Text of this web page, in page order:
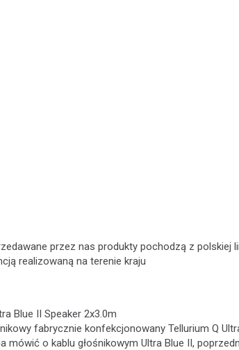
przez nas produkty pochodzą z polskiej
realizowaną na terenie kraju
Blue II Speaker 2x3.0m
fabrycznie konfekcjonowany Tellurium Q
mówić o kablu głośnikowym Ultra Blue II,